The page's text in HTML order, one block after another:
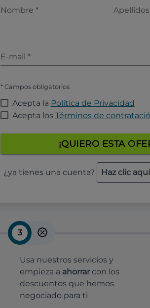
Nombre * Apellidos
E-mail *
* Campos obligatorios
Acepta la Política de Privacidad
Acepta los Términos de
¡QUIERO ESTA
¿ya tienes una cuenta? Haz clic
3
Usa nuestros servicios y
empieza a ahorrar con los
descuentos que hemos
negociado para ti